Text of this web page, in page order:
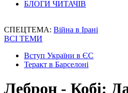
БЛОГИ ЧИТАЧІВ
СПЕЦТЕМА: Війна в Ірані
ВСІ ТЕМИ
Вступ України в ЄС
Теракт в Барселоні
Леброн - Кобі: